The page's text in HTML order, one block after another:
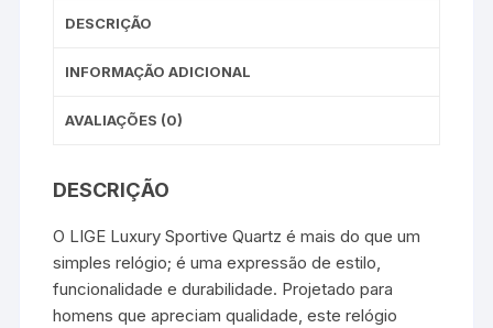
Moderno
d'Água
Caixa
Presente
quantidade
DESCRIÇÃO
INFORMAÇÃO ADICIONAL
AVALIAÇÕES (0)
DESCRIÇÃO
O LIGE Luxury Sportive Quartz é mais do que um
simples relógio; é uma expressão de estilo,
funcionalidade e durabilidade. Projetado para
homens que apreciam qualidade, este relógio